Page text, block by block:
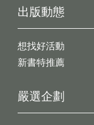
出版動態
想找好活動
新書特推薦
嚴選企劃